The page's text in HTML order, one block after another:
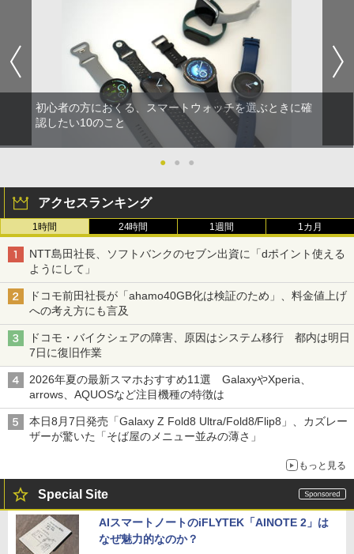
初心者の方におくる、スマートウォッチを選ぶときに確
認したい10のこと
● ● ●
アクセスランキング
1時間 24時間 1週間 1カ月
NTT島田社長、ソフトバンクのセブン出資に「dポイント使える
ようにして」
ドコモ前田社長が「ahamo40GB化は検証のため」、料金値上げ
への考え方にも言及
ドコモ・バイクシェアの障害、原因はシステム移行 都内は明日
7日に復旧作業
2026年夏の最新スマホおすすめ11選 GalaxyやXperia、
arrows、AQUOSなど注目機種の特徴は
本日8月7日発売「Galaxy Z Fold8 Ultra/Fold8/Flip8」、カズレー
ザーが驚いた「そば屋のメニュー並みの薄さ」
もっと見る
Special Site
AIスマートノートのiFLYTEK「AINOTE 2」は
なぜ魅力的なのか？